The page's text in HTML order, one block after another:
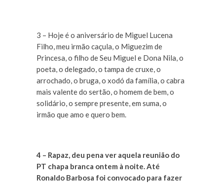
3 – Hoje é o aniversário de Miguel Lucena
Filho, meu irmão caçula, o Miguezim de
Princesa, o filho de Seu Miguel e Dona Nila, o
poeta, o delegado, o tampa de cruxe, o
arrochado, o bruga, o xodó da família, o cabra
mais valente do sertão, o homem de bem, o
solidário, o sempre presente, em suma, o
irmão que amo e quero bem.
4 – Rapaz, deu pena ver aquela reunião do
PT chapa branca ontem à noite. Até
Ronaldo Barbosa foi convocado para fazer